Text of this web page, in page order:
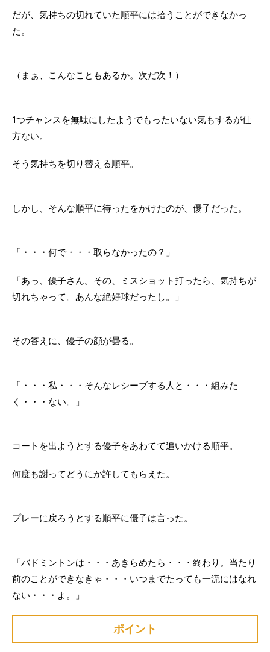
だが、気持ちの切れていた順平には拾うことができなかっ
た。
（まぁ、こんなこともあるか。次だ次！）
1つチャンスを無駄にしたようでもったいない気もするが仕
方ない。
そう気持ちを切り替える順平。
しかし、そんな順平に待ったをかけたのが、優子だった。
「・・・何で・・・取らなかったの？」
「あっ、優子さん。その、ミスショット打ったら、気持ちが
切れちゃって。あんな絶好球だったし。」
その答えに、優子の顔が曇る。
「・・・私・・・そんなレシーブする人と・・・組みた
く・・・ない。」
コートを出ようとする優子をあわてて追いかける順平。
何度も謝ってどうにか許してもらえた。
プレーに戻ろうとする順平に優子は言った。
「バドミントンは・・・あきらめたら・・・終わり。当たり
前のことができなきゃ・・・いつまでたっても一流にはなれ
ない・・・よ。」
ポイント